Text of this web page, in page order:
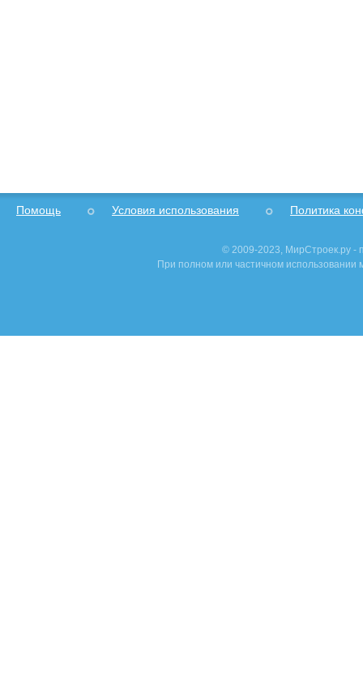
Помощь Условия использования Политика
© 2009-2023, МирСтроек.ру -
При полном или частичном использовании